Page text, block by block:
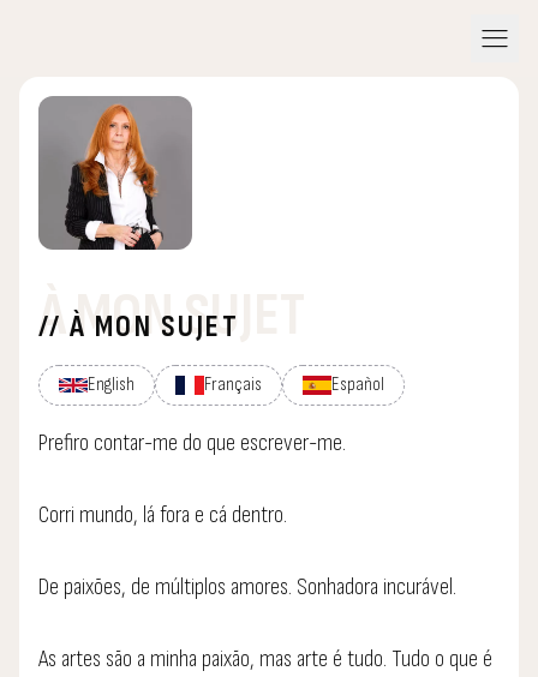
menu
// À MON SUJET
À MON SUJET
English Français Español
Prefiro contar-me do que escrever-me.
Corri mundo, lá fora e cá dentro.
De paixões, de múltiplos amores. Sonhadora incurável.
As artes são a minha paixão, mas arte é tudo. Tudo o que é